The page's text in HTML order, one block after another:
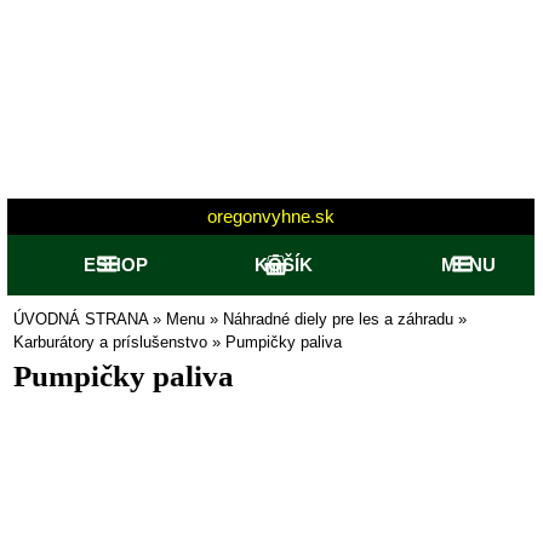
oregonvyhne.sk
ESHOP KOŠÍK MENU
ÚVODNÁ STRANA» Menu » Náhradné diely pre les a záhradu »
Karburátory a príslušenstvo » Pumpičky paliva
Pumpičky paliva